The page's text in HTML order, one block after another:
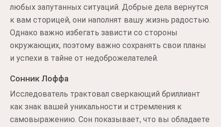
любых запутанных ситуаций. Добрые дела вернутся
к вам сторицей, они наполнят вашу жизнь радостью.
Однако важно избегать зависти со стороны
окружающих, поэтому важно сохранять свои планы
и успехи в тайне от недоброжелателей.
Сонник Лоффа
Исследователь трактовал сверкающий бриллиант
как знак вашей уникальности и стремления к
самовыражению. Сон показывает, что вы обладаете